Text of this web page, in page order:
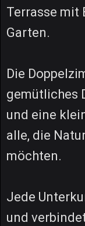
Terrasse mit
Garten.
Die
gemütliches
und eine
alle, die
möchten.
Jede
und